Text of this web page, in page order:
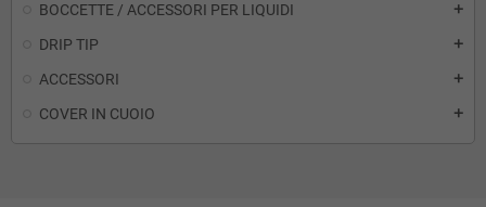
BOCCETTE / ACCESSORI PER LIQUIDI
add
DRIP TIP add
ACCESSORI add
COVER IN CUOIO add